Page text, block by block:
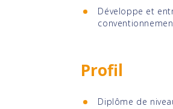
Développe et
Profil
Diplôme de